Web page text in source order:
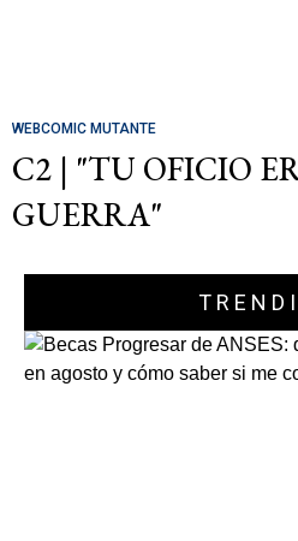
WEBCOMIC MUTANTE
C2 | "TU OFICIO
GUERRA"